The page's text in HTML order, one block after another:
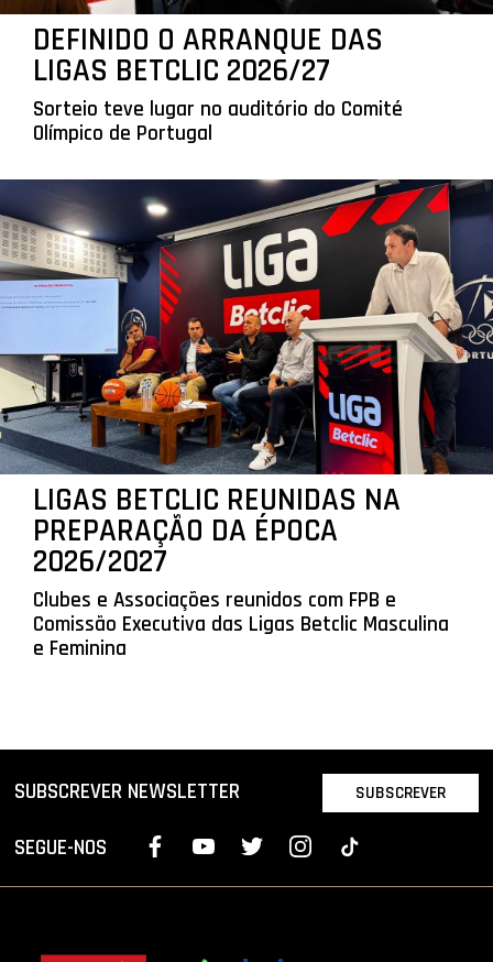
DEFINIDO O ARRANQUE DAS
LIGAS BETCLIC 2026/27
Sorteio teve lugar no auditório do Comité
Olímpico de Portugal
LIGAS BETCLIC REUNIDAS NA
PREPARAÇÃO DA ÉPOCA
2026/2027
Clubes e Associações reunidos com FPB e
Comissão Executiva das Ligas Betclic Masculina
e Feminina
SUBSCREVER NEWSLETTER SUBSCREVER
SEGUE-NOS